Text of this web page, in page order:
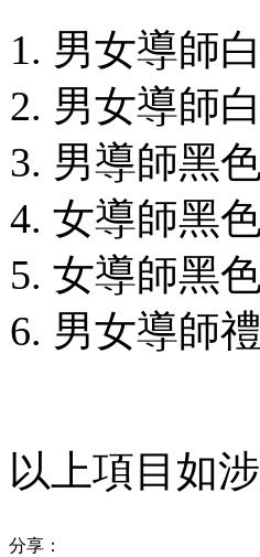
男女導
男女導
男導
女導
女導
男女導師
以上項目如
分享：